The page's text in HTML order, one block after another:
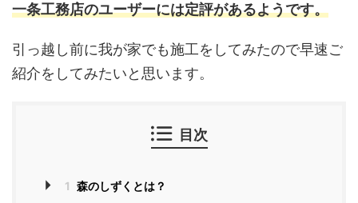
一条工務店のユーザーには定評があるようです。
引っ越し前に我が家でも施工をしてみたので早速ご
紹介をしてみたいと思います。
目次
1 森のしずくとは？